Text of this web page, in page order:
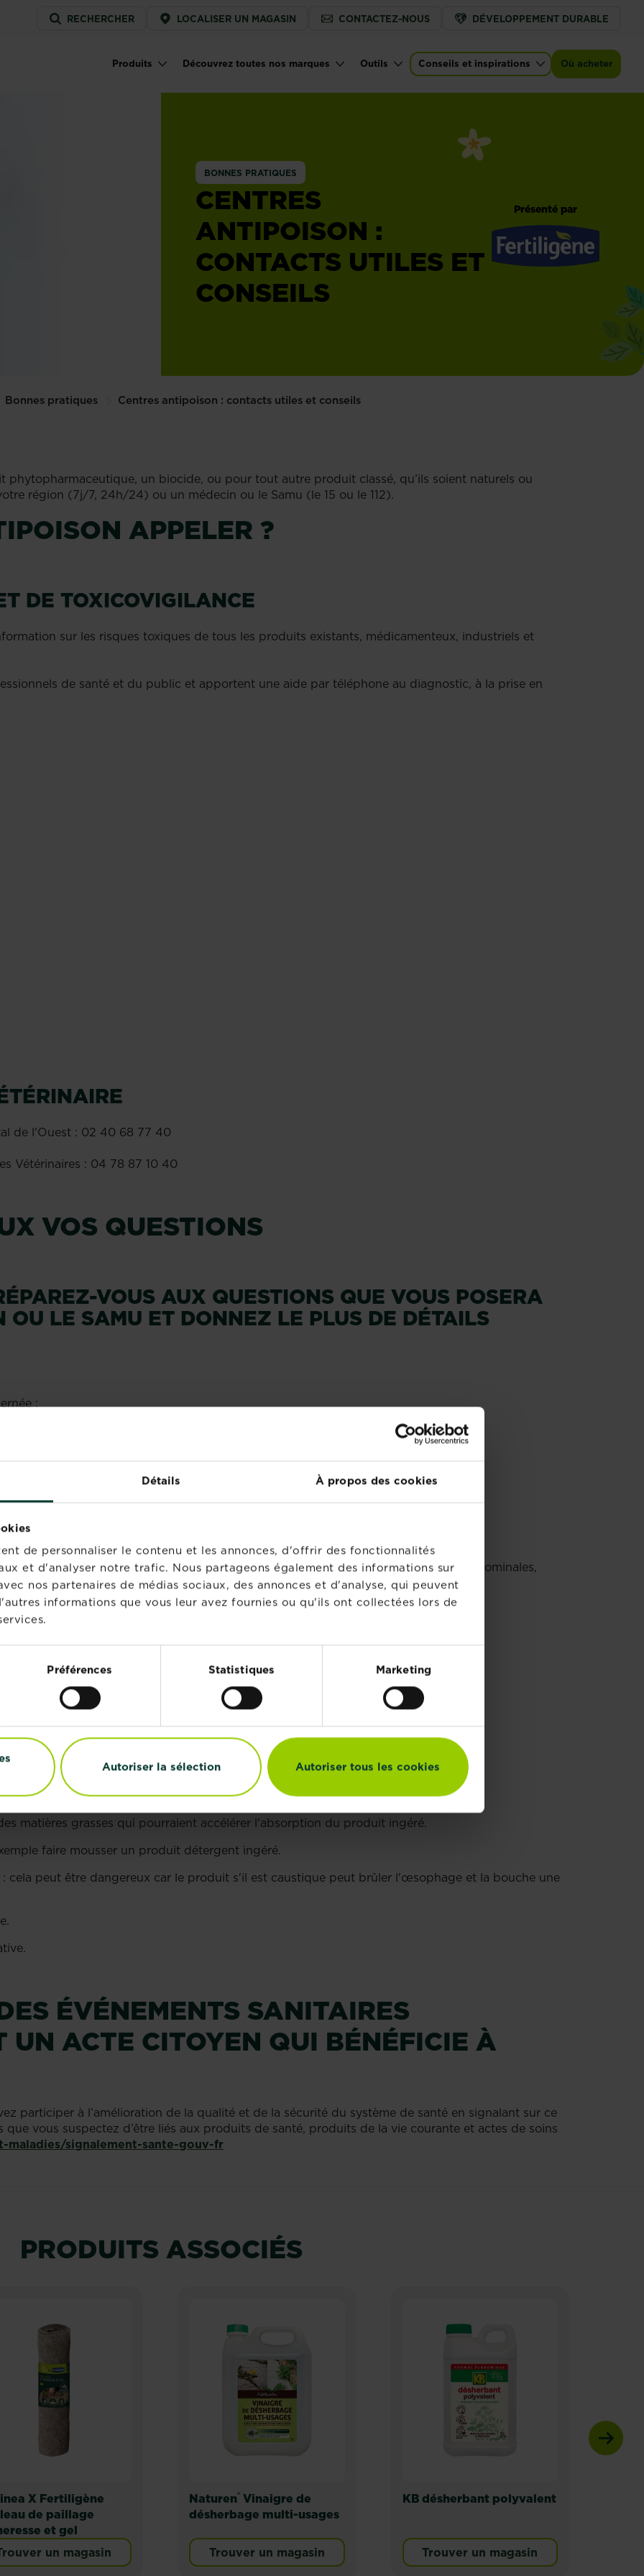
Détails À propos des cookies
de personnaliser le contenu et les annonces, d'offrir des fonctionnalités
et d'analyser notre trafic. Nous partageons également des informations sur
nos partenaires de médias sociaux, des annonces et d'analyse, qui peuvent
informations que vous leur avez fournies ou qu'ils ont collectées lors de
Préférences Statistiques Marketing
Autoriser la sélection Autoriser tous les cookies
Service
menu
RECHERCHER LOCALISER UN MAGASIN CONTACTEZ-NOUS DÉVELOPPEMENT DURABLE
Main navigation
Produits Découvrez toutes nos marques Outils Conseils et inspirations Où acheter
BONNES PRATIQUES
CENTRES
ANTIPOISON :
CONTACTS UTILES ET
CONSEILS
Présenté par
Bonnes pratiques Centres antipoison : contacts utiles et conseils
un biocide, ou pour tout autre produit classé, qu’ils soient naturels ou
région (7j/7, 24h/24) ou un médecin ou le Samu (le 15 ou le 112).
APPELER ?
DE TOXICOVIGILANCE
sur les risques toxiques de tous les produits existants, médicamenteux, industriels et
de santé et du public et apportent une aide par téléphone au diagnostic, à la prise en
de l'Ouest : 02 40 68 77 40
Vétérinaires : 04 78 87 10 40
VOS QUESTIONS
VOUS AUX QUESTIONS QUE VOUS POSERA
OU LE SAMU ET DONNEZ LE PLUS DE DÉTAILS
;
;
ou accidentelle ;
.
par la personne intoxiquée (vomissements, transpiration importante, douleurs abdominales,
emportez le reste de produit, les emballages, les étiquettes, les notices
À NE PAS FAIRE EN CAS D'INGESTION D'UN
matières grasses qui pourraient accélérer l'absorption du produit ingéré.
faire mousser un produit détergent ingéré.
cela peut être dangereux car le produit s'il est caustique peut brûler l'œsophage et la bouche une
ÉVÉNEMENTS SANITAIRES
UN ACTE CITOYEN QUI BÉNÉFICIE À
participer à l’amélioration de la qualité et de la sécurité du système de santé en signalant sur ce
que vous suspectez d’être liés aux produits de santé, produits de la vie courante et actes de soins
maladies/signalement-sante-gouv-fr
PRODUITS ASSOCIÉS
cours, allée concentré
X Fertiligène
de paillage
et gel
un magasin
Naturen® Vinaigre de
désherbage multi-usages
Trouver un magasin
KB désherbant polyvalent
Trouver un magasin